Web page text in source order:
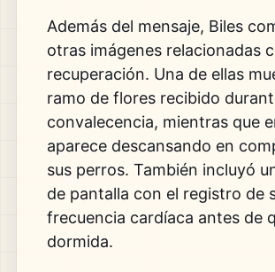
Además del mensaje, Biles
otras imágenes relacionadas
recuperación. Una de ellas
ramo de flores recibido
convalecencia, mientras que
aparece descansando en
sus perros. También incluyó
de pantalla con el registro de
frecuencia cardíaca antes de
dormida.